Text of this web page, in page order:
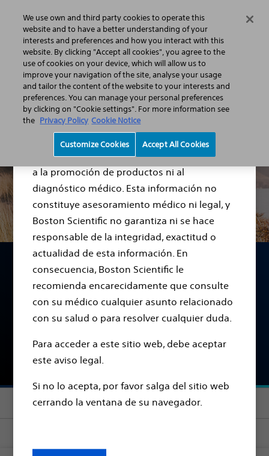
Aviso legal
El contenido de este sitio web tiene fines
meramente informativos y no está destinado
a la promoción de productos ni al
diagnóstico médico. Esta información no
constituye asesoramiento médico ni legal, y
Boston Scientific no garantiza ni se hace
responsable de la integridad, exactitud o
actualidad de esta información. En
consecuencia, Boston Scientific le
recomienda encarecidamente que consulte
con su médico cualquier asunto relacionado
con su salud o para resolver cualquier duda.
Para acceder a este sitio web, debe aceptar
este aviso legal.
Si no lo acepta, por favor salga del sitio web
cerrando la ventana de su navegador.
Salud urológica masculina: información y ayuda Afecciones
Cáncer de próstata
AFECCIÓN / PATOLOGÍA
Cáncer de próstata
Buscar médicos
Section menu
We use own and third party cookies to operate this
website and to have a better understanding of your
interests and preferences and how you interact with this
website. By clicking "Accept all cookies", you agree to the
use of cookies on your device, which will allow us to
improve your navigation of the site, analyse your usage
and tailor the content of the website to your interests and
preferences. You can manage your personal preferences
by clicking on "Cookie settings". For more information see
the Privacy Policy Cookie Notice
Customize Cookies Accept All Cookies